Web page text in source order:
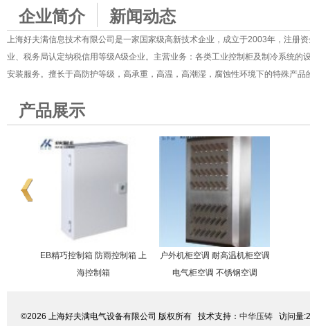
企业简介 新闻动态
上海好夫满信息技术有限公司是一家国家级高新技术企业，成立于2003年，注册
业、税务局认定纳税信用等级A级企业。主营业务：各类工业控制柜及制冷系统的
安装服务。擅长于高防护等级，高承重，高温，高潮湿，腐蚀性环境下的特殊产品
产品展示
户外机柜空调 耐高温机柜空调
电气柜空调 不锈钢空调
©2026 上海好夫满电气设备有限公司 版权所有 技术支持： 中华压铸 访问量